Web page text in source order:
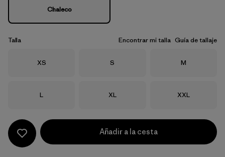
Chaleco
Talla Encontrar mi talla Guía de tallaje
Talla
XS Talla
S Talla
M
Talla
L Talla
XL Talla
XXL
Añadir a la cesta